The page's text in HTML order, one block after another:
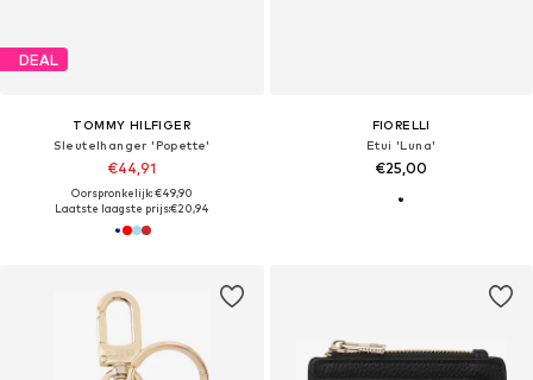
DEAL
TOMMY HILFIGER
Sleutelhanger 'Popette'
€44,91
Oorspronkelijk: €49,90
Laatste laagste prijs:€20,94
FIORELLI
Etui 'Luna'
€25,00